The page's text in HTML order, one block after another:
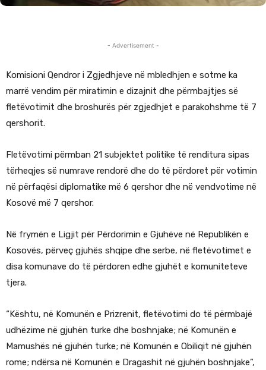
- Advertisement -
Komisioni Qendror i Zgjedhjeve në mbledhjen e sotme ka
marrë vendim për miratimin e dizajnit dhe përmbajtjes së
fletëvotimit dhe broshurës për zgjedhjet e parakohshme të 7
qershorit.
Fletëvotimi përmban 21 subjektet politike të renditura sipas
tërheqjes së numrave rendorë dhe do të përdoret për votimin
në përfaqësi diplomatike më 6 qershor dhe në vendvotime në
Kosovë më 7 qershor.
Në frymën e Ligjit për Përdorimin e Gjuhëve në Republikën e
Kosovës, përveç gjuhës shqipe dhe serbe, në fletëvotimet e
disa komunave do të përdoren edhe gjuhët e komuniteteve
tjera.
“Kështu, në Komunën e Prizrenit, fletëvotimi do të përmbajë
udhëzime në gjuhën turke dhe boshnjake; në Komunën e
Mamushës në gjuhën turke; në Komunën e Obiliqit në gjuhën
rome; ndërsa në Komunën e Dragashit në gjuhën boshnjake”,